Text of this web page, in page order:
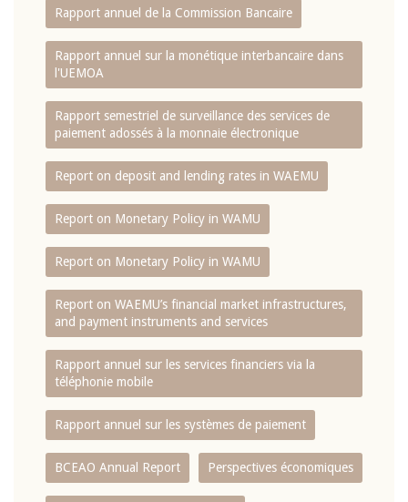
Rapport annuel de la Commission Bancaire
Rapport annuel sur la monétique interbancaire dans
l'UEMOA
Rapport semestriel de surveillance des services de
paiement adossés à la monnaie électronique
Report on deposit and lending rates in WAEMU
Report on Monetary Policy in WAMU
Report on Monetary Policy in WAMU
Report on WAEMU’s financial market infrastructures,
and payment instruments and services
Rapport annuel sur les services financiers via la
téléphonie mobile
Rapport annuel sur les systèmes de paiement
BCEAO Annual Report Perspectives économiques